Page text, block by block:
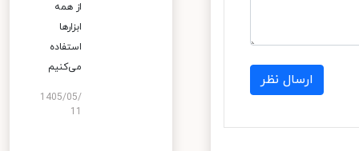
ارسال نظر
از همه
ابزارها
استفاده
می‌کنیم
1405/05/